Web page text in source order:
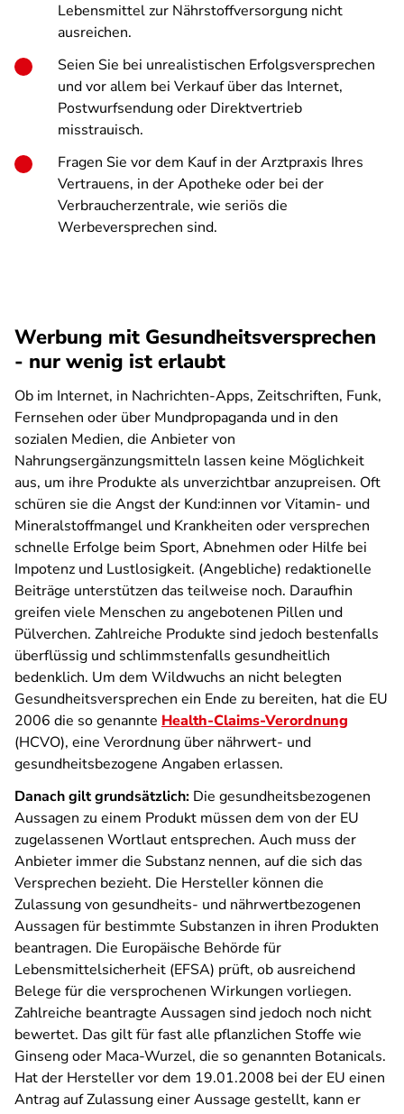
Lebensmittel zur Nährstoffversorgung nicht
ausreichen.
Seien Sie bei unrealistischen Erfolgsversprechen
und vor allem bei Verkauf über das Internet,
Postwurfsendung oder Direktvertrieb
misstrauisch.
Fragen Sie vor dem Kauf in der Arztpraxis Ihres
Vertrauens, in der Apotheke oder bei der
Verbraucherzentrale, wie seriös die
Werbeversprechen sind.
Werbung mit Gesundheitsversprechen
- nur wenig ist erlaubt
Ob im Internet, in Nachrichten-Apps, Zeitschriften, Funk,
Fernsehen oder über Mundpropaganda und in den
sozialen Medien, die Anbieter von
Nahrungsergänzungsmitteln lassen keine Möglichkeit
aus, um ihre Produkte als unverzichtbar anzupreisen. Oft
schüren sie die Angst der Kund:innen vor Vitamin- und
Mineralstoffmangel und Krankheiten oder versprechen
schnelle Erfolge beim Sport, Abnehmen oder Hilfe bei
Impotenz und Lustlosigkeit. (Angebliche) redaktionelle
Beiträge unterstützen das teilweise noch. Daraufhin
greifen viele Menschen zu angebotenen Pillen und
Pülverchen. Zahlreiche Produkte sind jedoch bestenfalls
überflüssig und schlimmstenfalls gesundheitlich
bedenklich. Um dem Wildwuchs an nicht belegten
Gesundheitsversprechen ein Ende zu bereiten, hat die EU
2006 die so genannte Health-Claims-Verordnung
(HCVO), eine Verordnung über nährwert- und
gesundheitsbezogene Angaben erlassen.
Danach gilt grundsätzlich: Die gesundheitsbezogenen
Aussagen zu einem Produkt müssen dem von der EU
zugelassenen Wortlaut entsprechen. Auch muss der
Anbieter immer die Substanz nennen, auf die sich das
Versprechen bezieht. Die Hersteller können die
Zulassung von gesundheits- und nährwertbezogenen
Aussagen für bestimmte Substanzen in ihren Produkten
beantragen. Die Europäische Behörde für
Lebensmittelsicherheit (EFSA) prüft, ob ausreichend
Belege für die versprochenen Wirkungen vorliegen.
Zahlreiche beantragte Aussagen sind jedoch noch nicht
bewertet. Das gilt für fast alle pflanzlichen Stoffe wie
Ginseng oder Maca-Wurzel, die so genannten Botanicals.
Hat der Hersteller vor dem 19.01.2008 bei der EU einen
Antrag auf Zulassung einer Aussage gestellt, kann er